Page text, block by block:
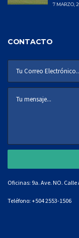
7 MARZO,
CONTACTO
Oficinas: 9a. Ave. NO.
Teléfono: +504 2553-1506